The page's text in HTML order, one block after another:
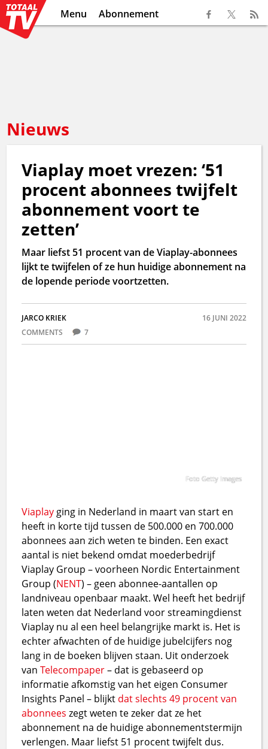
Menu Abonnement
Nieuws
Viaplay moet vrezen: ‘51
procent abonnees twijfelt
abonnement voort te
zetten’
Maar liefst 51 procent van de Viaplay-abonnees
lijkt te twijfelen of ze hun huidige abonnement na
de lopende periode voortzetten.
JARCO KRIEK
16 JUNI 2022
COMMENTS
7
Foto Getty Images
Viaplay ging in Nederland in maart van start en
heeft in korte tijd tussen de 500.000 en 700.000
abonnees aan zich weten te binden. Een exact
aantal is niet bekend omdat moederbedrijf
Viaplay Group – voorheen Nordic Entertainment
Group (NENT) – geen abonnee-aantallen op
landniveau openbaar maakt. Wel heeft het bedrijf
laten weten dat Nederland voor streamingdienst
Viaplay nu al een heel belangrijke markt is. Het is
echter afwachten of de huidige jubelcijfers nog
lang in de boeken blijven staan. Uit onderzoek
vanTelecompaper– dat is gebaseerd op
informatie afkomstig van het eigen Consumer
Insights Panel – blijkt dat slechts 49 procent van
abonneeszegt weten te zeker dat ze het
abonnement na de huidige abonnementstermijn
verlengen. Maar liefst 51 procent twijfelt dus.